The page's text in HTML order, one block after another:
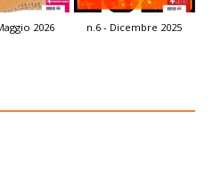
2026 n.6 - Dicembre 2025